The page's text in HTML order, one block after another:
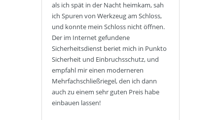
als ich spät in der Nacht heimkam, sah
ich Spuren von Werkzeug am Schloss,
und konnte mein Schloss nicht öffnen.
Der im Internet gefundene
Sicherheitsdienst beriet mich in Punkto
Sicherheit und Einbruchsschutz, und
empfahl mir einen moderneren
Mehrfachschließriegel, den ich dann
auch zu einem sehr guten Preis habe
einbauen lassen!